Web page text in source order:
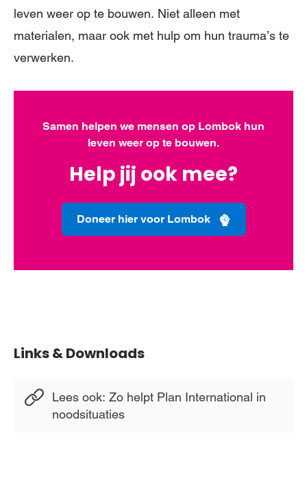
leven weer op te bouwen. Niet alleen met
materialen, maar ook met hulp om hun trauma’s te
verwerken.
Samen helpen we mensen op Lombok hun
leven weer op te bouwen.
Help jij ook mee?
Doneer hier voor Lombok
Links & Downloads
Lees ook: Zo helpt Plan International in
noodsituaties